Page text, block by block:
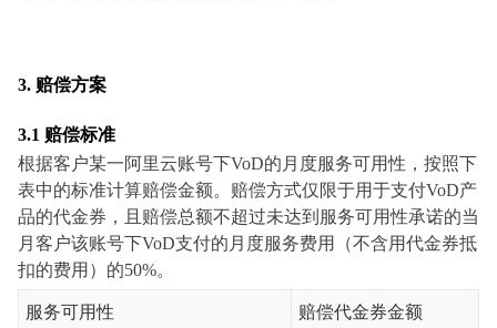
3. 赔偿方案
3.1 赔偿标准
根据客户某一阿里云账号下VoD的月度服务可用性，按照下
表中的标准计算赔偿金额。赔偿方式仅限于用于支付VoD产
品的代金券，且赔偿总额不超过未达到服务可用性承诺的当
月客户该账号下VoD支付的月度服务费用（不含用代金券抵
扣的费用）的50%。
服务可用性 赔偿代金券金额